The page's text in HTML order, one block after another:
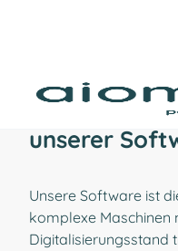
Use Cases
unserer
Unsere Software ist
komplexe Maschinen
Digitalisierungsstand